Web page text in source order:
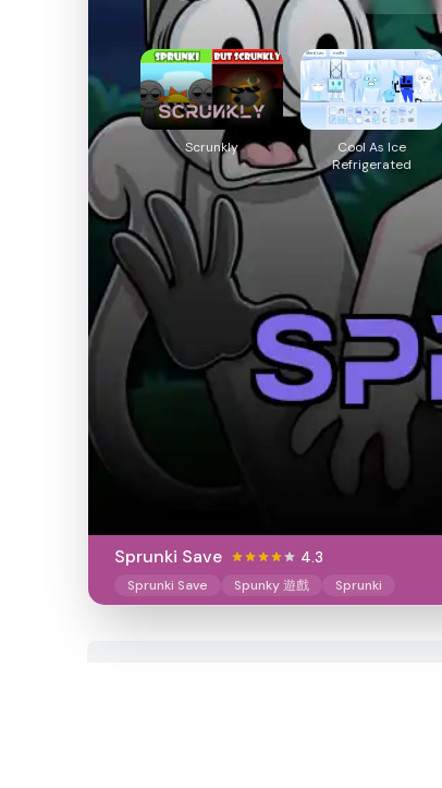
Scrunkly
Cool As Ice
Refrigerated
Sprunki Save 4.3
Sprunki Save Spunky 遊戲 Sprunki